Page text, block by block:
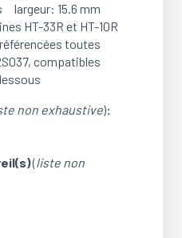
largeur: 15.6 mm
HT-33R et HT-10R
toutes
compatibles
non exhaustive):
(liste non